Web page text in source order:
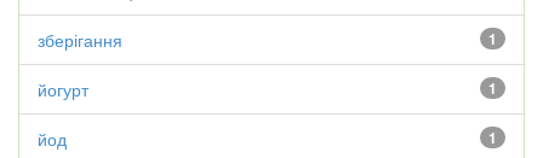
1
зберігання
1
йогурт
1
йод